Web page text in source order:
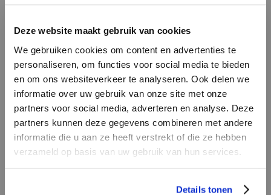
Deze website maakt gebruik van cookies
We gebruiken cookies om content en advertenties te
personaliseren, om functies voor social media te bieden
en om ons websiteverkeer te analyseren. Ook delen we
informatie over uw gebruik van onze site met onze
partners voor social media, adverteren en analyse. Deze
partners kunnen deze gegevens combineren met andere
informatie die u aan ze heeft verstrekt of die ze hebben
verzameld op basis van uw gebruik van hun services.
Details tonen
LOGIN
Password
LOGIN
Aimée the Label
BRAND
Circle of Trust
BRAND